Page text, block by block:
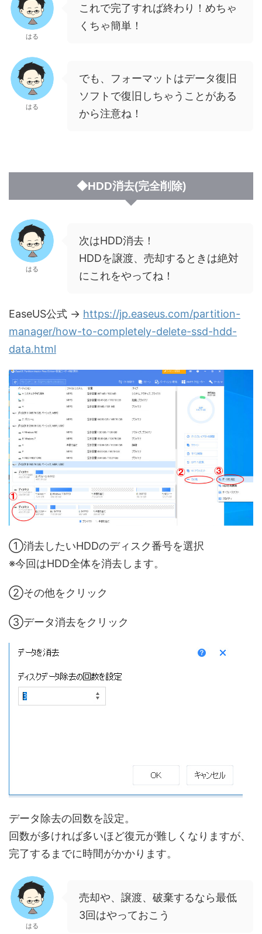
はる
これで完了すれば終わり！めちゃ
くちゃ簡単！
はる
でも、フォーマットはデータ復旧
ソフトで復旧しちゃうことがある
から注意ね！
◆HDD消去(完全削除)
はる
次はHDD消去！
HDDを譲渡、売却するときは絶対
にこれをやってね！
EaseUS公式 → https://jp.easeus.com/partition-
manager/how-to-completely-delete-ssd-hdd-
data.html
①消去したいHDDのディスク番号を選択
※今回はHDD全体を消去します。
②その他をクリック
③データ消去をクリック
データ除去の回数を設定。
回数が多ければ多いほど復元が難しくなりますが、
完了するまでに時間がかかります。
はる
売却や、譲渡、破棄するなら最低
3回はやっておこう